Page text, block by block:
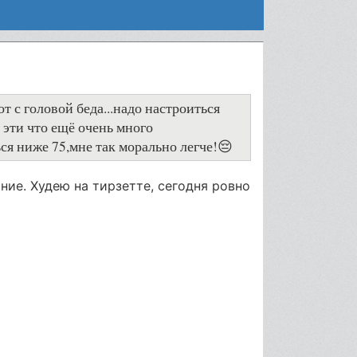
головой беда...надо настроиться
что ещё очень много
ниже 75,мне так морально легче!😔
Худею на тирзетте, сегодня ровно